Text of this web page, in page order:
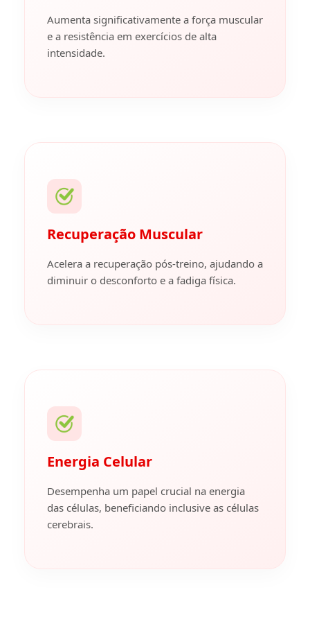
Aumenta significativamente a força muscular
e a resistência em exercícios de alta
intensidade.
Recuperação Muscular
Acelera a recuperação pós-treino, ajudando a
diminuir o desconforto e a fadiga física.
Energia Celular
Desempenha um papel crucial na energia
das células, beneficiando inclusive as células
cerebrais.